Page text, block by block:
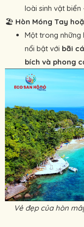
loài sinh vật biển
🏖 Hòn Móng Tay
Một trong những
nổi bật với bãi
bích và phong
Vẻ đẹp của hòn